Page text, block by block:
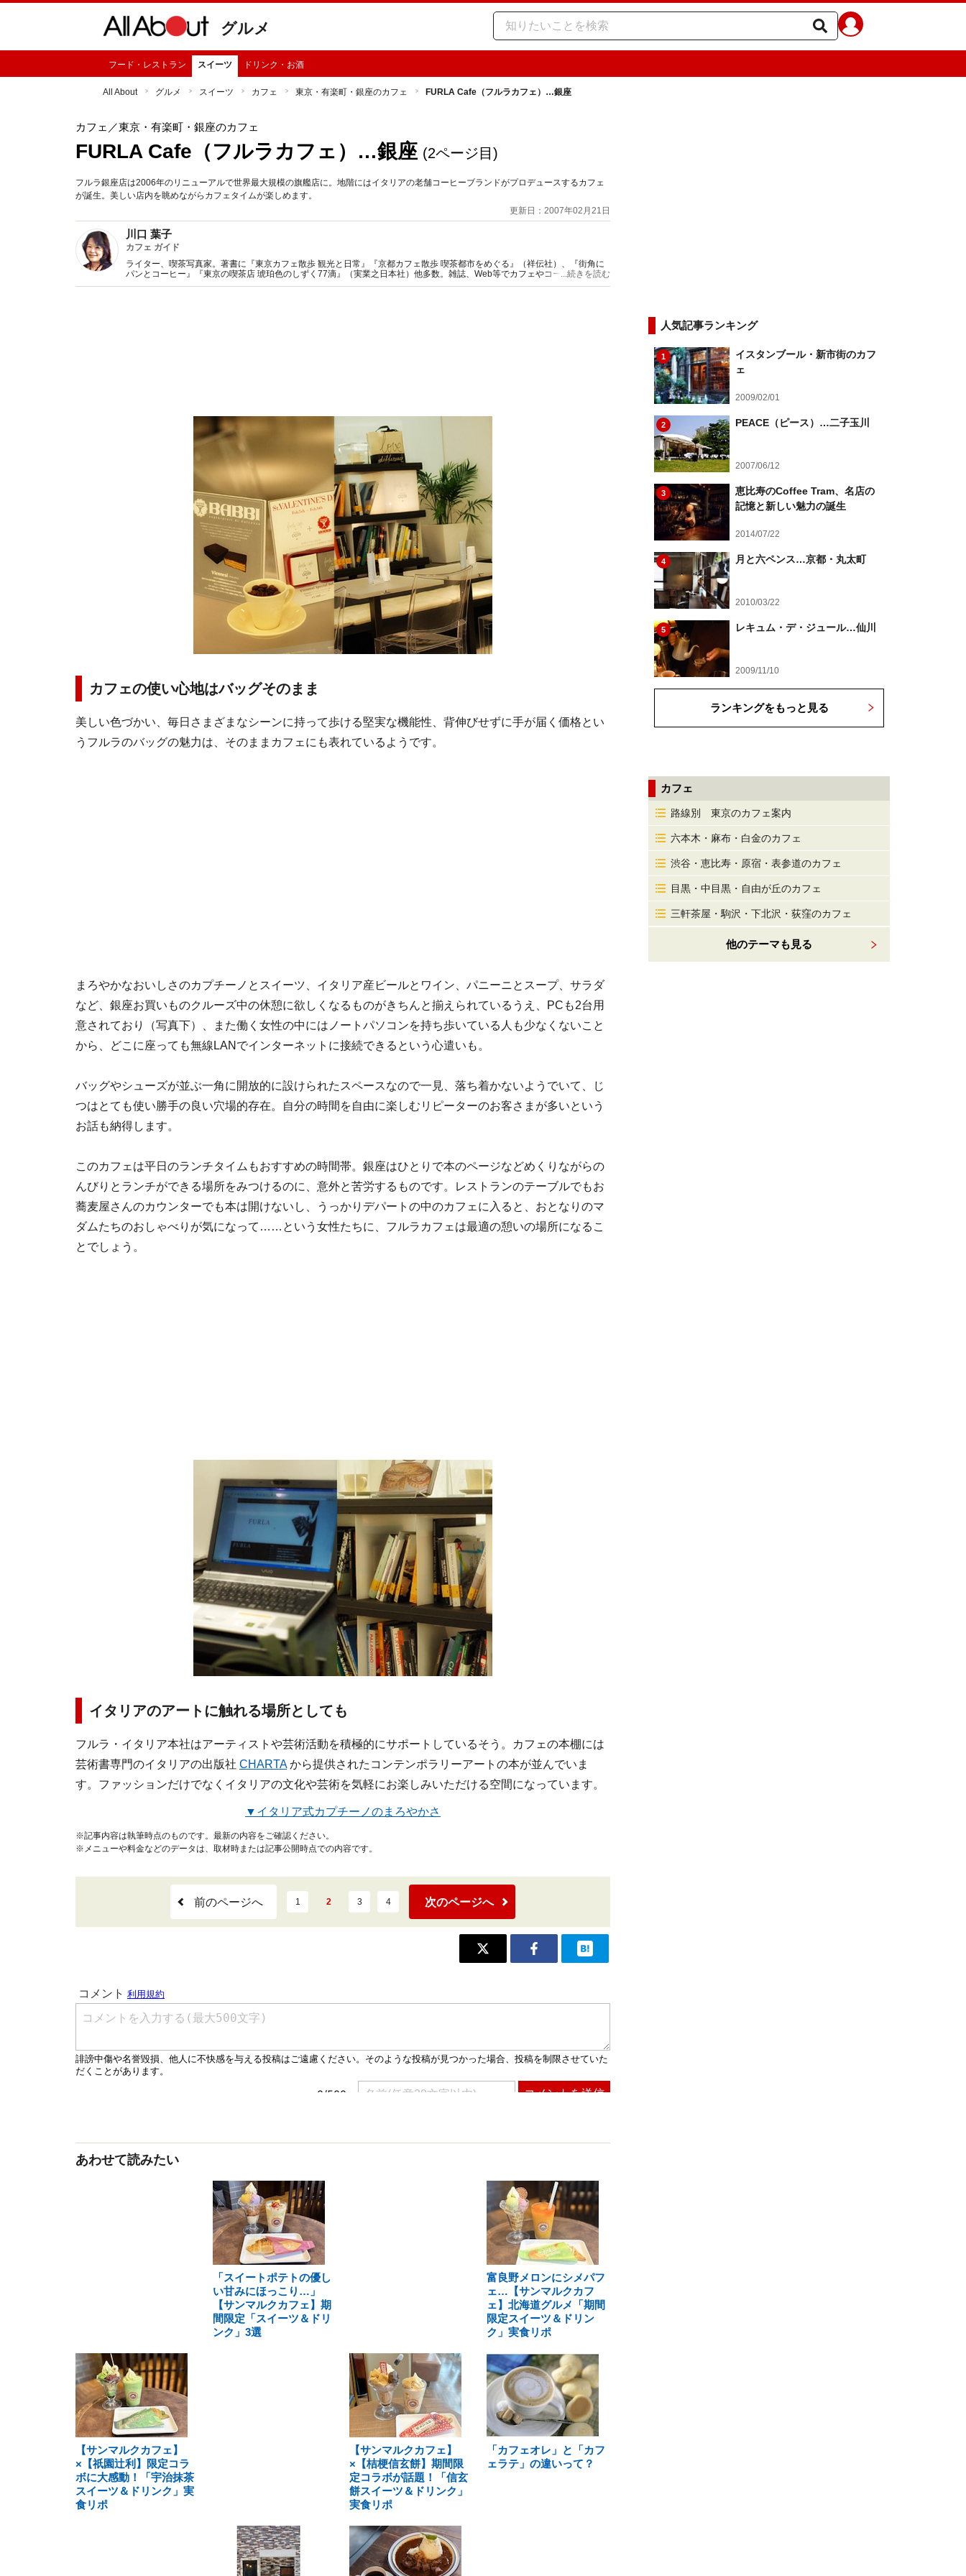
グルメ
フード・レストラン スイーツ ドリンク・お酒
All About グルメ スイーツ カフェ 東京・有楽町・銀座のカフェ FURLA Cafe（フルラカフェ）…銀座
カフェ ／東京・有楽町・銀座のカフェ
FURLA Cafe（フルラカフェ）…銀座 (2ページ目)
フルラ銀座店は2006年のリニューアルで世界最大規模の旗艦店に。地階にはイタリアの老舗コーヒーブランドがプロデュースするカフェ
が誕生。美しい店内を眺めながらカフェタイムが楽しめます。
更新日：2007年02月21日
川口 葉子
カフェ ガイド
ライター、喫茶写真家。著書に『東京カフェ散歩 観光と日常』『京都カフェ散歩 喫茶都市をめぐる』（祥伝社）、『街角に
パンとコーヒー』『東京の喫茶店 琥珀色のしずく77滴』（実業之日本社）他多数。雑誌、Web等でカフェやコーヒー特集の
監修、記事執筆多数。Webサイト『東京カフェマニア』主宰。
...続きを読む
カフェの使い心地はバッグそのまま
美しい色づかい、毎日さまざまなシーンに持って歩ける堅実な機能性、背伸びせずに手が届く価格とい
うフルラのバッグの魅力は、そのままカフェにも表れているようです。
まろやかなおいしさのカプチーノとスイーツ、イタリア産ビールとワイン、パニーニとスープ、サラダ
など、銀座お買いものクルーズ中の休憩に欲しくなるものがきちんと揃えられているうえ、PCも2台用
意されており（写真下）、また働く女性の中にはノートパソコンを持ち歩いている人も少なくないこと
から、どこに座っても無線LANでインターネットに接続できるという心遣いも。
バッグやシューズが並ぶ一角に開放的に設けられたスペースなので一見、落ち着かないようでいて、じ
つはとても使い勝手の良い穴場的存在。自分の時間を自由に楽しむリピーターのお客さまが多いという
お話も納得します。
このカフェは平日のランチタイムもおすすめの時間帯。銀座はひとりで本のページなどめくりながらの
んびりとランチができる場所をみつけるのに、意外と苦労するものです。レストランのテーブルでもお
蕎麦屋さんのカウンターでも本は開けないし、うっかりデパートの中のカフェに入ると、おとなりのマ
ダムたちのおしゃべりが気になって……という女性たちに、フルラカフェは最適の憩いの場所になるこ
とでしょう。
イタリアのアートに触れる場所としても
フルラ・イタリア本社はアーティストや芸術活動を積極的にサポートしているそう。カフェの本棚には
芸術書専門のイタリアの出版社 CHARTAから提供されたコンテンポラリーアートの本が並んでいま
す。ファッションだけでなくイタリアの文化や芸術を気軽にお楽しみいただける空間になっています。
▼イタリア式カプチーノのまろやかさ
※記事内容は執筆時点のものです。最新の内容をご確認ください。
※メニューや料金などのデータは、取材時または記事公開時点での内容です。
前のページへ 1 2 3 4 次のページへ
あわせて読みたい
「スイートポテトの優し
い甘みにほっこり…」
【サンマルクカフェ】期
間限定「スイーツ＆ドリ
ンク」3選
富良野メロンにシメパフ
ェ…【サンマルクカフ
ェ】北海道グルメ「期間
限定スイーツ＆ドリン
ク」実食リポ
【サンマルクカフェ】
×【祇園辻利】限定コラ
ボに大感動！「宇治抹茶
スイーツ＆ドリンク」実
食リポ
【サンマルクカフェ】
×【桔梗信玄餅】期間限
定コラボが話題！「信玄
餅スイーツ＆ドリンク」
実食リポ
「カフェオレ」と「カフ
ェラテ」の違いって？
人気記事ランキング
1
イスタンブール・新市街のカフ
ェ
2009/02/01
2 PEACE（ピース）…二子玉川
2007/06/12
3
恵比寿のCoffee Tram、名店の
記憶と新しい魅力の誕生
2014/07/22
4 月と六ペンス…京都・丸太町
2010/03/22
5 レキュム・デ・ジュール…仙川
2009/11/10
ランキングをもっと見る
カフェ
路線別 東京のカフェ案内
六本木・麻布・白金のカフェ
渋谷・恵比寿・原宿・表参道のカフェ
目黒・中目黒・自由が丘のカフェ
三軒茶屋・駒沢・下北沢・荻窪のカフェ
他のテーマも見る